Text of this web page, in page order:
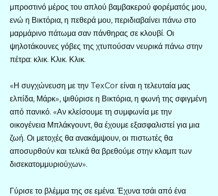
μπροστινό μέρος του απλού βαμβακερού φορέματός μου,
ενώ η Βικτόρια, η πεθερά μου, περιδιαβαίνει πάνω στο
μαρμάρινο πάτωμα σαν πάνθηρας σε κλουβί. Οι
ψηλοτάκουνες γόβες της χτυπούσαν νευρικά πάνω στην
πέτρα: κλικ. Κλικ. Κλικ.
«Η συγχώνευση με την TexCor είναι η τελευταία μας
ελπίδα, Μάρκ», ψιθύρισε η Βικτόρια, η φωνή της σφιγμένη
από πανικό. «Αν κλείσουμε τη συμφωνία με την
οικογένεια Μπλάκγουντ, θα έχουμε εξασφαλιστεί για μια
ζωή. Οι μετοχές θα ανακάμψουν, οι πιστωτές θα
αποσυρθούν και τελικά θα βρεθούμε στην κλαμπ των
δισεκατομμυριούχων».
Γύρισε το βλέμμα της σε εμένα. Έχυνα τσάι από ένα